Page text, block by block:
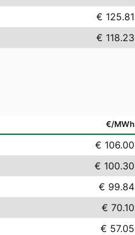
€ 125.81
€ 118.23
€/MWh
€ 106.00
€ 100.30
€ 99.84
€ 70.10
€ 57.05